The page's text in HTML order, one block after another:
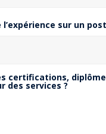
sur un
certifications,
des services ?